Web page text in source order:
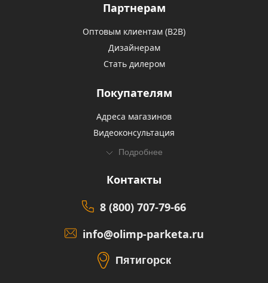
Партнерам
Оптовым клиентам (В2В)
Дизайнерам
Стать дилером
Покупателям
Адреса магазинов
Видеоконсультация
Подробнее
Контакты
8 (800) 707-79-66
info@olimp-parketa.ru
Пятигорск